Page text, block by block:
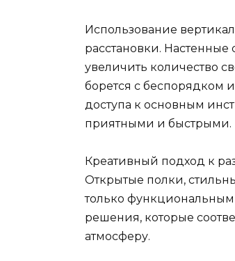
Использование
расстановки.
увеличить количество
борется с беспорядком
доступа к основным
приятными и быстрыми.
Креативный подход к
Открытые полки,
только
решения, которые
атмосферу.